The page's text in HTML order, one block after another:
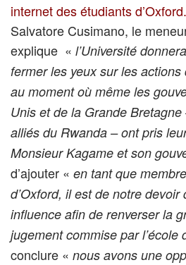
internet des étudiants d’Oxford.
Salvatore Cusimano, le
explique « l’Université
fermer les yeux sur les
au moment où même les
Unis et de la Grande
alliés du Rwanda – ont pris
Monsieur Kagame et son
d’ajouter « en tant que
d’Oxford, il est de notre devoir
influence afin de renverser la
jugement commise par l’école
conclure « nous avons une